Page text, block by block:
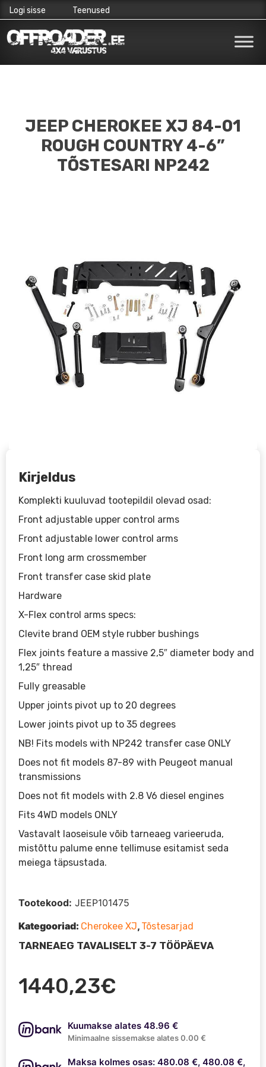
to
Logi sisse Teenused
JEEP CHEROKEE XJ 84-01
ROUGH COUNTRY 4-6”
TÕSTESARI NP242
1440,23€
Kirjeldus
Komplekti kuuluvad tootepildil olevad osad:
Front adjustable upper control arms
Front adjustable lower control arms
Front long arm crossmember
Front transfer case skid plate
Hardware
X-Flex control arms specs:
Clevite brand OEM style rubber bushings
Flex joints feature a massive 2,5″ diameter body and
1,25″ thread
Fully greasable
Upper joints pivot up to 20 degrees
Lower joints pivot up to 35 degrees
NB! Fits models with NP242 transfer case ONLY
Does not fit models 87-89 with Peugeot manual
transmissions
Does not fit models with 2.8 V6 diesel engines
Fits 4WD models ONLY
Vastavalt laoseisule võib tarneaeg varieeruda,
mistõttu palume enne tellimuse esitamist seda
meiega täpsustada.
Kuumakse alates 48.96 €
Minimaalne sissemakse alates 0.00 €
Maksa kolmes osas: 480.08 €, 480.08 €,
Tootekood: JEEP101475
Kategooriad: Cherokee XJ, Tõstesarjad
TARNEAEG TAVALISELT 3-7 TÖÖPÄEVA